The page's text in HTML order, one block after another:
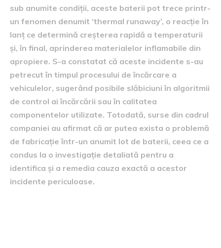
sub anumite condiții, aceste baterii pot trece printr-
un fenomen denumit ‘thermal runaway’, o reacție în
lanț ce determină creșterea rapidă a temperaturii
și, în final, aprinderea materialelor inflamabile din
apropiere. S-a constatat că aceste incidente s-au
petrecut în timpul procesului de încărcare a
vehiculelor, sugerând posibile slăbiciuni în algoritmii
de control ai încărcării sau în calitatea
componentelor utilizate. Totodată, surse din cadrul
companiei au afirmat că ar putea exista o problemă
de fabricație într-un anumit lot de baterii, ceea ce a
condus la o investigație detaliată pentru a
identifica și a remedia cauza exactă a acestor
incidente periculoase.